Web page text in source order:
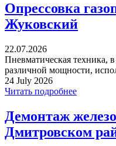
Опрессовка
Жуковский
22.07.2026
Пневматическая техника,
различной мощности,
24 July 2026
Читать подробнее
Демонтаж
Дмитровском